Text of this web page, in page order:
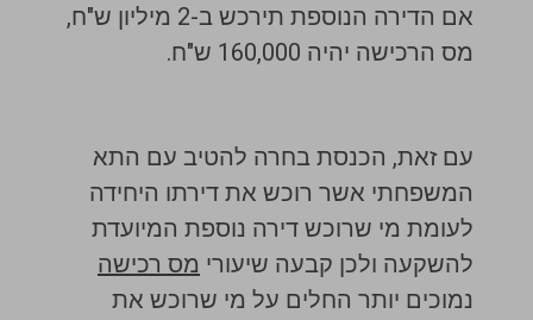
אם הדירה הנוספת תירכש ב-2 מיליון ש"ח,
מס הרכישה יהיה 160,000 ש"ח.
עם זאת, הכנסת בחרה להטיב עם התא
המשפחתי אשר רוכש את דירתו היחידה
לעומת מי שרוכש דירה נוספת המיועדת
להשקעה ולכן קבעה שיעורי מס רכישה
נמוכים יותר החלים על מי שרוכש את